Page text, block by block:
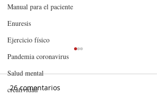
Manual para el paciente
Enuresis
Ejercicio físico
Pandemia coronavirus
Salud mental
creatividad
26 comentarios